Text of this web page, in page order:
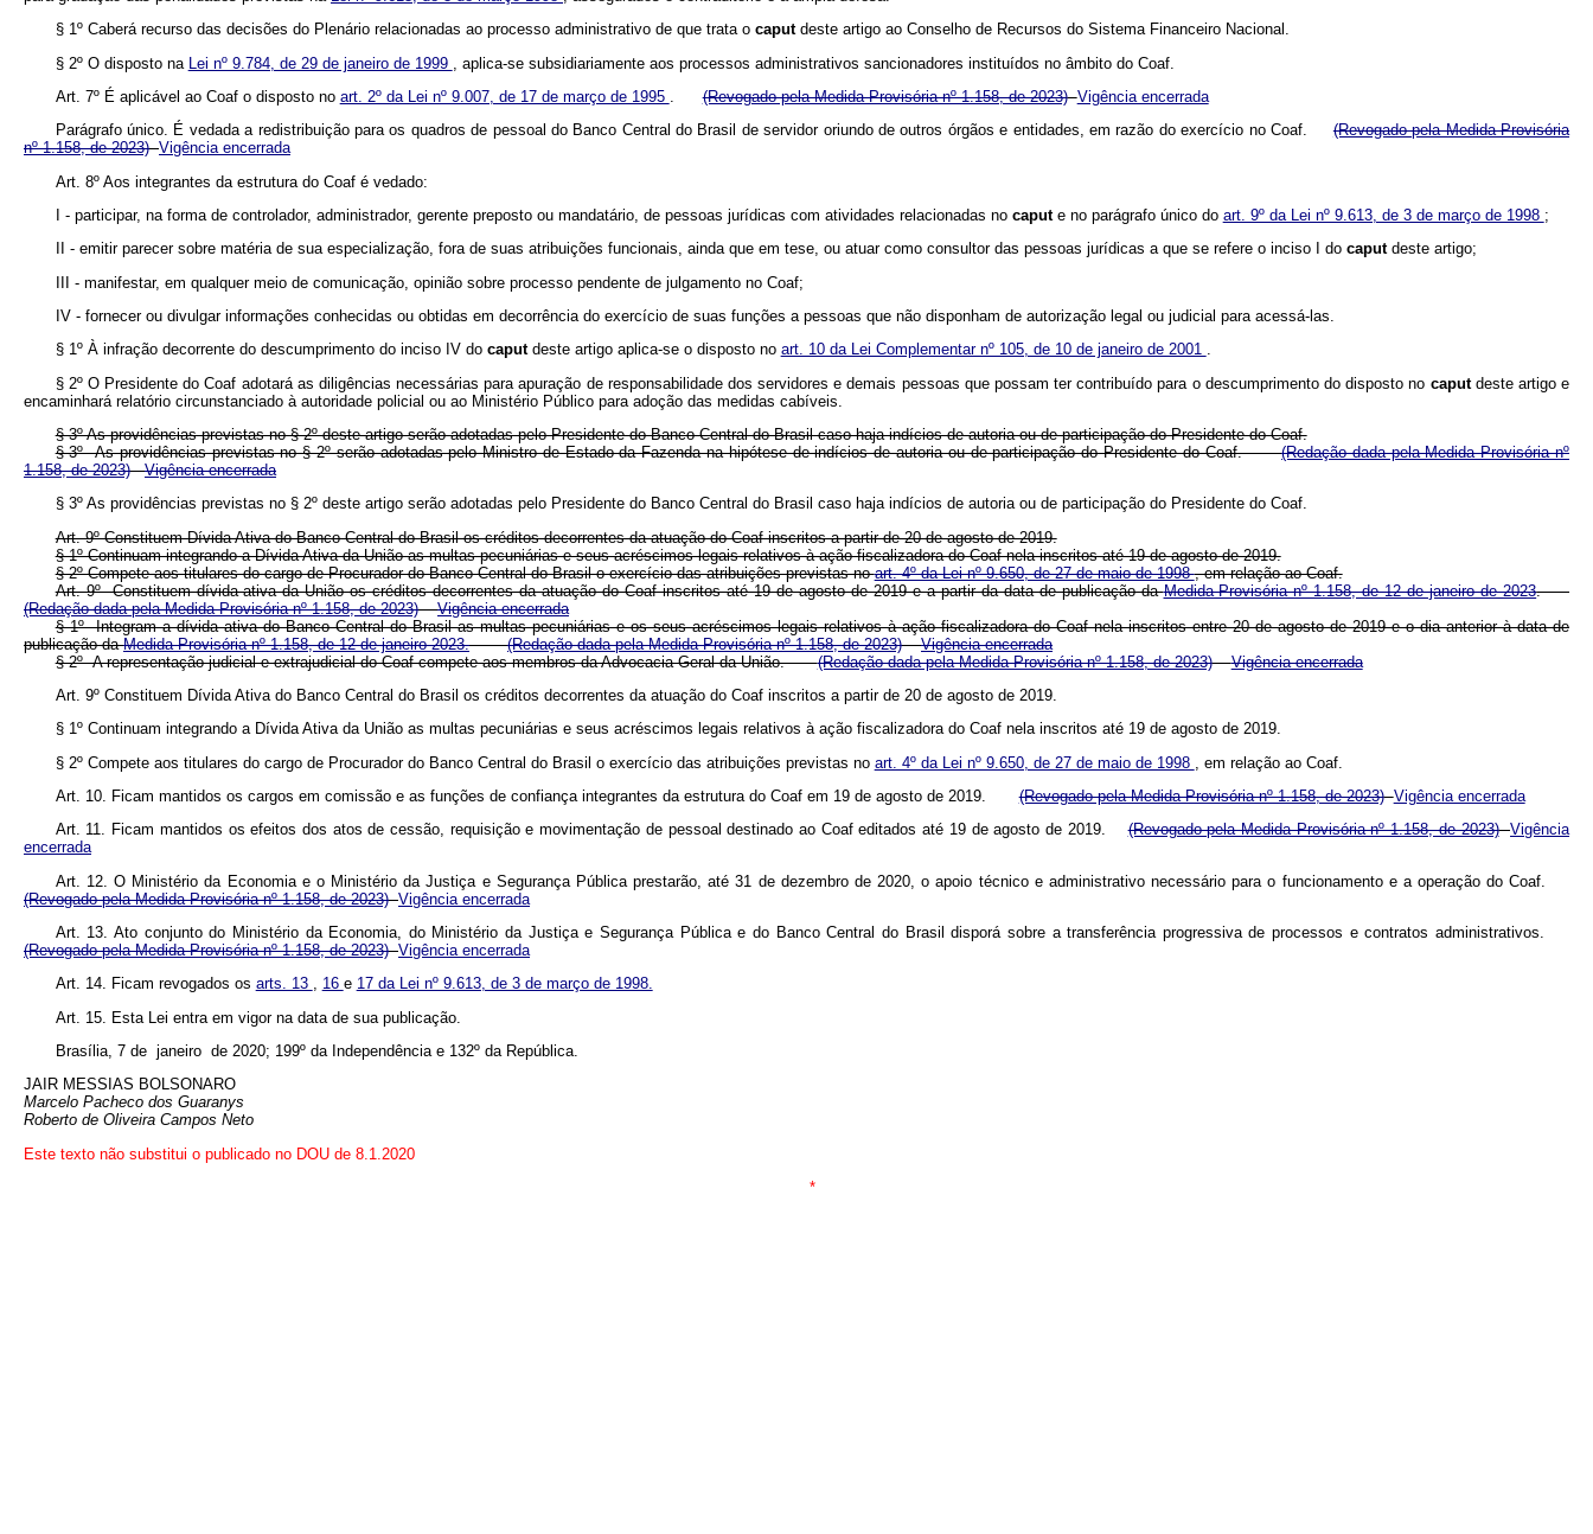
§ 1º Caberá recurso das decisões do Plenário relacionadas ao processo administrativo de que trata o caput deste artigo ao Conselho de Recursos do Sistema Financeiro Nacional.
§ 2º O disposto na Lei nº 9.784, de 29 de janeiro de 1999
, aplica-se subsidiariamente aos processos administrativos sancionadores instituídos no âmbito do Coaf.
Art. 7º É aplicável ao Coaf o disposto no art. 2º da Lei nº 9.007, de 17 de março de 1995 .(Revogado pela Medida Provisória nº 1.158, de 2023) Vigência encerrada
Parágrafo único. É vedada a redistribuição para os quadros de pessoal do Banco Central do Brasil de servidor oriundo de outros órgãos e entidades, em razão do exercício no Coaf.(Revogado pela Medida Provisória
nº 1.158, de 2023) Vigência encerrada
Art. 8º Aos integrantes da estrutura do Coaf é vedado:
I - participar, na forma de controlador, administrador, gerente preposto ou mandatário, de pessoas jurídicas com atividades relacionadas no caput e no parágrafo único do art. 9º da Lei nº 9.613, de 3 de março de 1998 ;
II - emitir parecer sobre matéria de sua especialização, fora de suas atribuições funcionais, ainda que em tese, ou atuar como consultor das pessoas jurídicas a que se refere o inciso I do caput deste artigo;
III - manifestar, em qualquer meio de comunicação, opinião sobre processo pendente de julgamento no Coaf;
IV - fornecer ou divulgar informações conhecidas ou obtidas em decorrência do exercício de suas funções a pessoas que não disponham de autorização legal ou judicial para acessá-las.
§ 1º À infração decorrente do descumprimento do inciso IV do caput deste artigo aplica-se o disposto no art. 10 da Lei Complementar nº 105, de 10 de janeiro de 2001 .
§ 2º O Presidente do Coaf adotará as diligências necessárias para apuração de responsabilidade dos servidores e demais pessoas que possam ter contribuído para o descumprimento do disposto no caput deste artigo e
encaminhará relatório circunstanciado à autoridade policial ou ao Ministério Público para adoção das medidas cabíveis.
§ 3º As providências previstas no § 2º deste artigo serão adotadas pelo Presidente do Banco Central do Brasil caso haja indícios de autoria ou de participação do Presidente do Coaf.
§ 3º As providências previstas no § 2º serão adotadas pelo Ministro de Estado da Fazenda na hipótese de indícios de autoria ou de participação do Presidente do Coaf.(Redação dada pela Medida Provisória nº
1.158, de 2023)
Vigência encerrada
§ 3º As providências previstas no § 2º deste artigo serão adotadas pelo Presidente do Banco Central do Brasil caso haja indícios de autoria ou de participação do Presidente do Coaf.
Art. 9º Constituem Dívida Ativa do Banco Central do Brasil os créditos decorrentes da atuação do Coaf inscritos a partir de 20 de agosto de 2019.
§ 1º Continuam integrando a Dívida Ativa da União as multas pecuniárias e seus acréscimos legais relativos à ação fiscalizadora do Coaf nela inscritos até 19 de agosto de 2019.
§ 2º Compete aos titulares do cargo de Procurador do Banco Central do Brasil o exercício das atribuições previstas noart. 4º da Lei nº 9.650, de 27 de maio de 1998, em relação ao Coaf.
Art. 9º Constituem dívida ativa da União os créditos decorrentes da atuação do Coaf inscritos até 19 de agosto de 2019 e a partir da data de publicação daMedida Provisória nº 1.158, de 12 de janeiro de 2023.
(Redação dada pela Medida Provisória nº 1.158, de 2023)
Vigência encerrada
§ 1º Integram a dívida ativa do Banco Central do Brasil as multas pecuniárias e os seus acréscimos legais relativos à ação fiscalizadora do Coaf nela inscritos entre 20 de agosto de 2019 e o dia anterior à data de
publicação daMedida Provisória nº 1.158, de 12 de janeiro 2023. (Redação dada pela Medida Provisória nº 1.158, de 2023)
Vigência encerrada
§ 2º A representação judicial e extrajudicial do Coaf compete aos membros da Advocacia-Geral da União.(Redação dada pela Medida Provisória nº 1.158, de 2023)
Vigência encerrada
Art. 9º Constituem Dívida Ativa do Banco Central do Brasil os créditos decorrentes da atuação do Coaf inscritos a partir de 20 de agosto de 2019.
§ 1º Continuam integrando a Dívida Ativa da União as multas pecuniárias e seus acréscimos legais relativos à ação fiscalizadora do Coaf nela inscritos até 19 de agosto de 2019.
§ 2º Compete aos titulares do cargo de Procurador do Banco Central do Brasil o exercício das atribuições previstas no art. 4º da Lei nº 9.650, de 27 de maio de 1998
, em relação ao Coaf.
Art. 10. Ficam mantidos os cargos em comissão e as funções de confiança integrantes da estrutura do Coaf em 19 de agosto de 2019.(Revogado pela Medida Provisória nº 1.158, de 2023) Vigência encerrada
Art. 11. Ficam mantidos os efeitos dos atos de cessão, requisição e movimentação de pessoal destinado ao Coaf editados até 19 de agosto de 2019.(Revogado pela Medida Provisória nº 1.158, de 2023)
Vigência
encerrada
Art. 12. O Ministério da Economia e o Ministério da Justiça e Segurança Pública prestarão, até 31 de dezembro de 2020, o apoio técnico e administrativo necessário para o funcionamento e a operação do Coaf.
(Revogado pela Medida Provisória nº 1.158, de 2023) Vigência encerrada
Art. 13. Ato conjunto do Ministério da Economia, do Ministério da Justiça e Segurança Pública e do Banco Central do Brasil disporá sobre a transferência progressiva de processos e contratos administrativos.
(Revogado pela Medida Provisória nº 1.158, de 2023) Vigência encerrada
Art. 14. Ficam revogados os arts. 13 , 16 e 17 da Lei nº 9.613, de 3 de março de 1998.
Art. 15. Esta Lei entra em vigor na data de sua publicação.
Brasília, 7 de janeiro de 2020; 199º da Independência e 132º da República.
JAIR MESSIAS BOLSONARO
Marcelo Pacheco dos Guaranys
Roberto de Oliveira Campos Neto
Este texto não substitui o publicado no DOU de 8.1.2020
*